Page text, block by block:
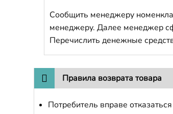
Сообщить менеджеру
менеджеру. Далее менеджер
Перечислить денежные
Правила возврата товара
Потребитель вправе